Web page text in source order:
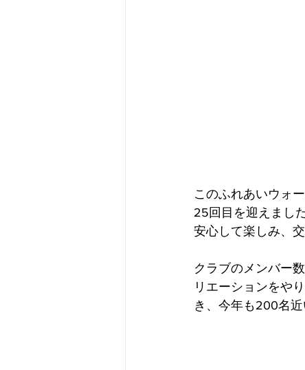
このふれあいウォ
25回目を迎えまし
安心して楽しみ、
クラブのメンバー
リエーションをや
き、今年も200名